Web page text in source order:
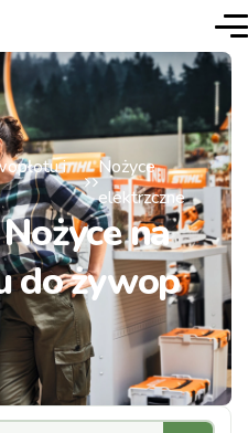
i
Nożyce
elektrzczne
na
do żywop